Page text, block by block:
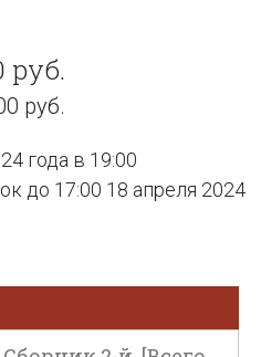
руб.
руб.
года в 19:00
до 17:00 18 апреля 2024